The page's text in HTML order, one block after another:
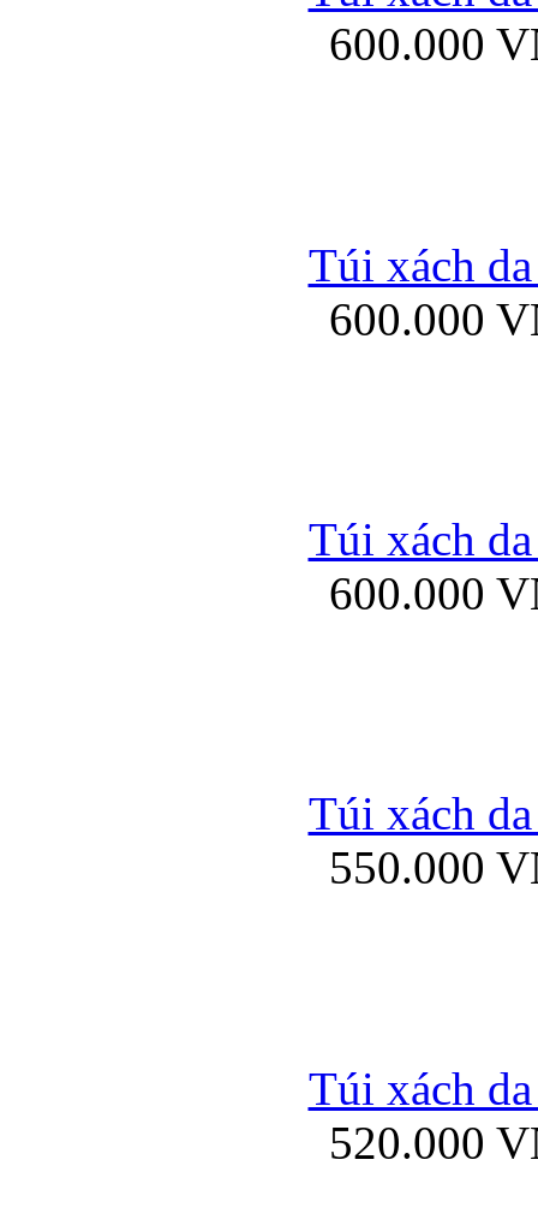
Bao da iPhone 5
Bao da iPad
600.000
Túi xách
600.000
Túi xách
600.000
Túi xách
550.000
Túi xách
520.000